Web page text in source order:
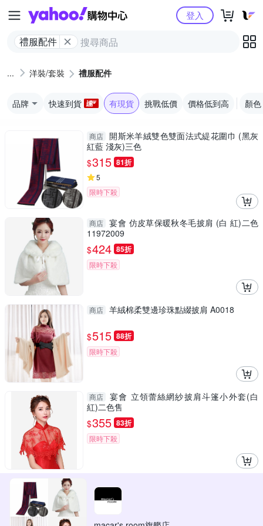
Yahoo購物中心
禮服配件
登入
洋裝/套裝 禮服配件
品牌 快速到貨 有現貨 挑戰低價 價格低到高 顏色
商店 開斯米羊絨雙色雙面法式緹花圍巾 (黑灰
紅藍 淺灰)三色
$315 81折
5
限時下殺
商店 宴會 仿皮草保暖秋冬毛披肩 (白 紅)二色
11972009
$424 85折
限時下殺
商店 羊絨棉柔雙邊珍珠點綴披肩 A0018
$515 88折
限時下殺
商店
宴會 立領蕾絲網紗披肩斗篷小外套(白
紅)二色售
$355 83折
限時下殺